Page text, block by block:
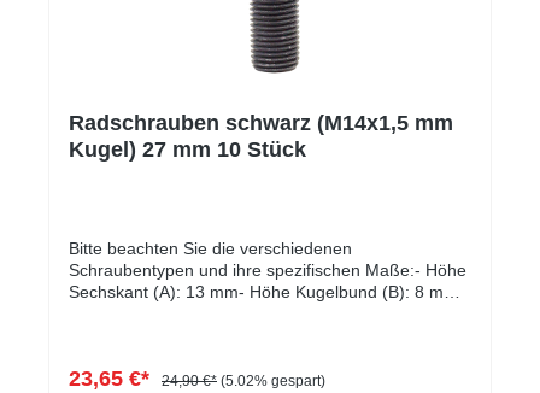
Radschrauben schwarz (M14x1,5 mm
Kugel) 27 mm 10 Stück
Bitte beachten Sie die verschiedenen
Schraubentypen und ihre spezifischen Maße:- Höhe
Sechskant (A): 13 mm- Höhe Kugelbund (B): 8 mm-
23,65 €* 24,90 €* (5.02% gespart)